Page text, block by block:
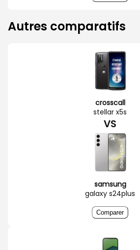
Autres comparatifs
crosscall
stellar x5s
VS
samsung
galaxy s24plus
Comparer